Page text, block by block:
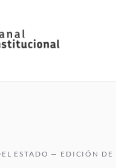
ESTADO — EDICIÓN DE